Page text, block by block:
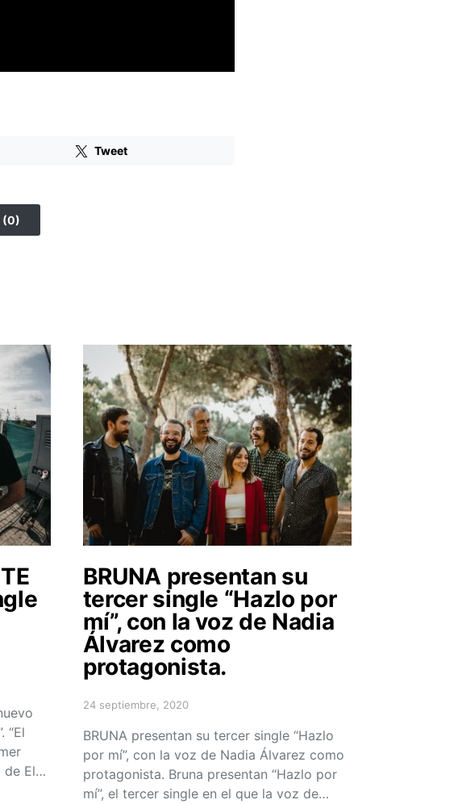
Tweet
(0)
“El
de El…
BRUNA presentan su
tercer single “Hazlo por
mí”, con la voz de Nadia
Álvarez como
protagonista.
Posted on
24 septiembre, 2020
BRUNA presentan su tercer single “Hazlo
por mí”, con la voz de Nadia Álvarez como
protagonista. Bruna presentan “Hazlo por
mí”, el tercer single en el que la voz de…